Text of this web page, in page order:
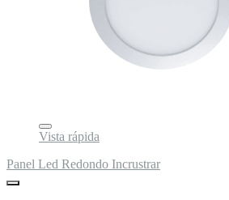
Vista rápida
Panel Led Redondo Incrustrar